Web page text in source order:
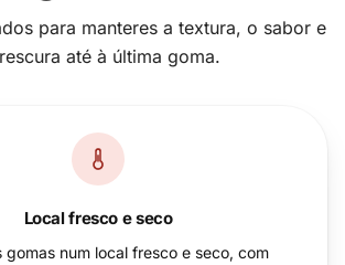
para manteres a textura, o sabor e
até à última goma.
Local fresco e seco
gomas num local fresco e seco, com